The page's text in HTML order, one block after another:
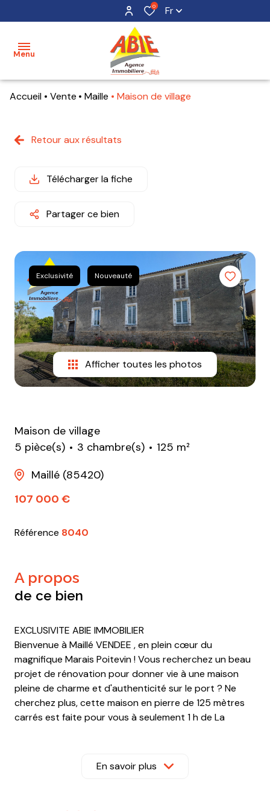
0 Fr
Menu
acheter
maisons
terrains
mon
alerte
e-
mail
equipe
contact
Accueil Vente Maille Maison de village
Retour aux résultats
Télécharger la fiche
Partager ce bien
Exclusivité Nouveauté
Afficher toutes les photos
Maison de village
5 pièce(s)
3 chambre(s)
125 m²
Maillé (85420)
107 000 €
Référence 8040
a propos
de ce bien
EXCLUSIVITE ABIE IMMOBILIER
Bienvenue à Maillé VENDEE , en plein cœur du
magnifique Marais Poitevin ! Vous recherchez un beau
projet de rénovation pour donner vie à une maison
pleine de charme et d'authenticité sur le port ? Ne
cherchez plus, cette maison en pierre de 125 mètres
carrés est faite pour vous à seulement 1 h de La
mètres carrés exploitables, son écurie et ses deux
greniers, cette propriété laisse libre cours à votre
En savoir plus